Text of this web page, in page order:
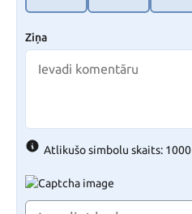
Ziņa
Atlikušo simbolu skaits: 1000